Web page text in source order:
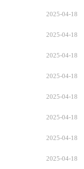
2025-04-18
2025-04-18
2025-04-18
2025-04-18
2025-04-18
2025-04-18
2025-04-18
2025-04-18